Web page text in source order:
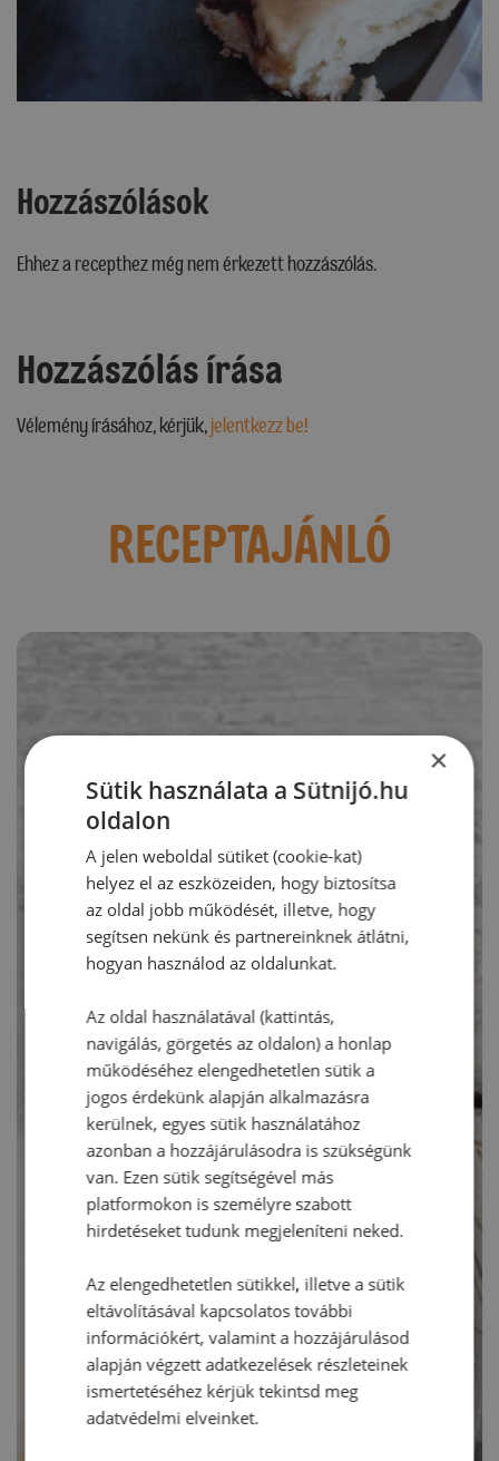
Hozzászólások
Ehhez a recepthez még nem érkezett hozzászólás.
Hozzászólás írása
Vélemény írásához, kérjük,jelentkezz be!
RECEPTAJÁNLÓ
×
Sütik használata a Sütnijó.hu
oldalon
A jelen weboldal sütiket (cookie-kat)
helyez el az eszközeiden, hogy biztosítsa
az oldal jobb működését, illetve, hogy
segítsen nekünk és partnereinknek átlátni,
hogyan használod az oldalunkat.
Az oldal használatával (kattintás,
navigálás, görgetés az oldalon) a honlap
működéséhez elengedhetetlen sütik a
jogos érdekünk alapján alkalmazásra
kerülnek, egyes sütik használatához
azonban a hozzájárulásodra is szükségünk
van. Ezen sütik segítségével más
platformokon is személyre szabott
hirdetéseket tudunk megjeleníteni neked.
Az elengedhetetlen sütikkel, illetve a sütik
eltávolításával kapcsolatos további
információkért, valamint a hozzájárulásod
alapján végzett adatkezelések részleteinek
ismertetéséhez kérjük tekintsd meg
adatvédelmi elveinket.